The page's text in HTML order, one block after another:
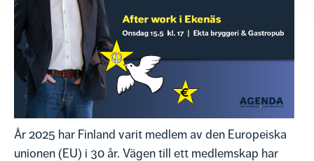
År 2025 har Finland varit medlem av den Europeiska
unionen (EU) i 30 år. Vägen till ett medlemskap har